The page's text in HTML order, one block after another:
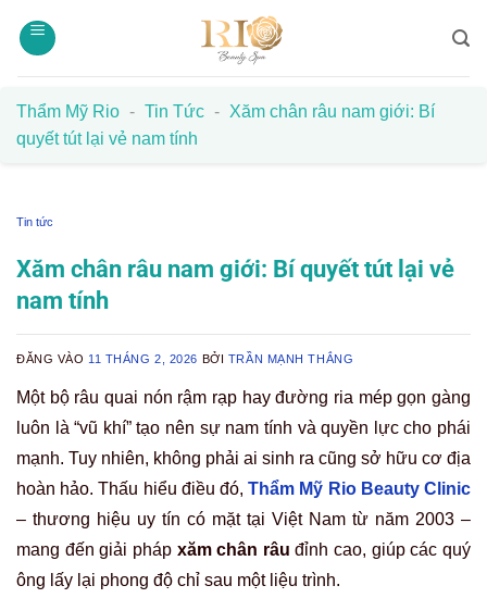
qua
Thẩm Mỹ Rio - Tin Tức - Xăm chân râu nam giới: Bí
quyết tút lại vẻ nam tính
Tin tức
Xăm chân râu nam giới: Bí quyết tút lại vẻ
nam tính
ĐĂNG VÀO 11 THÁNG 2, 2026 BỞI TRẦN MẠNH THẮNG
Một bộ râu quai nón rậm rạp hay đường ria mép gọn gàng
luôn là “vũ khí” tạo nên sự nam tính và quyền lực cho phái
mạnh. Tuy nhiên, không phải ai sinh ra cũng sở hữu cơ địa
hoàn hảo. Thấu hiểu điều đó,Thẩm Mỹ Rio Beauty Clinic
– thương hiệu uy tín có mặt tại Việt Nam từ năm 2003 –
mang đến giải pháp xăm chân râu đỉnh cao, giúp các quý
ông lấy lại phong độ chỉ sau một liệu trình.